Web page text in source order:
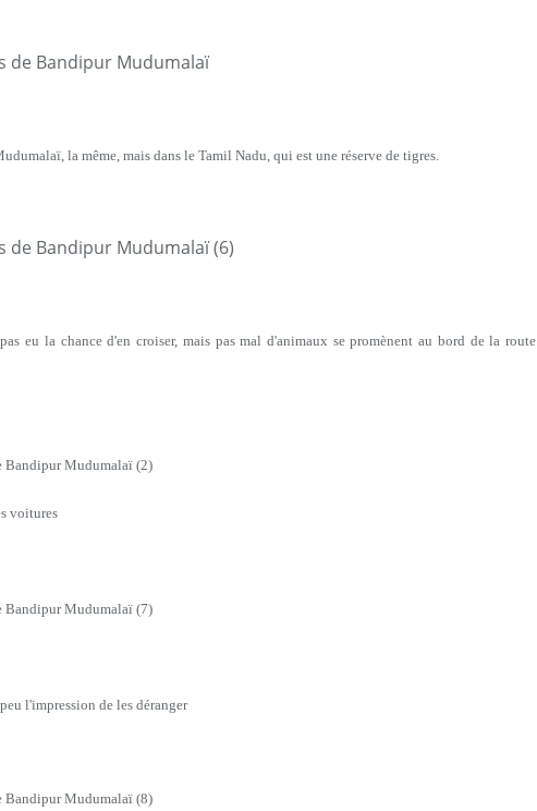
la même, mais dans le Tamil Nadu, qui est une réserve de tigres.
eu la chance d'en croiser, mais pas mal d'animaux se promènent au bord de la route
voitures
l'impression de les déranger